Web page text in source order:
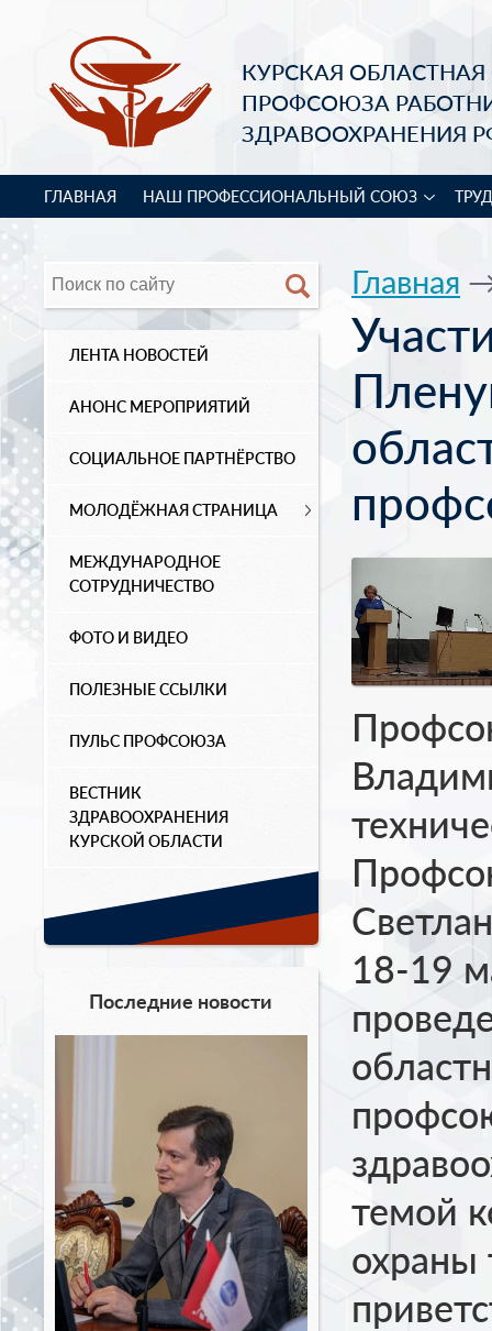
КУРСКАЯ
ПРОФСОЮЗА
ЗДРАВООХРАНЕНИЯ
ГЛАВНАЯ НАШ ПРОФЕССИОНАЛЬНЫЙ СОЮЗ
ЛЕНТА НОВОСТЕЙ
АНОНС МЕРОПРИЯТИЙ
СОЦИАЛЬНОЕ ПАРТНЁРСТВО
МОЛОДЁЖНАЯ СТРАНИЦА
МЕЖДУНАРОДНОЕ
СОТРУДНИЧЕСТВО
ФОТО И ВИДЕО
ПОЛЕЗНЫЕ ССЫЛКИ
ПУЛЬС ПРОФСОЮЗА
ВЕСТНИК
ЗДРАВООХРАНЕНИЯ
КУРСКОЙ ОБЛАСТИ
Последние новости
Главная
18-19
темой
охраны